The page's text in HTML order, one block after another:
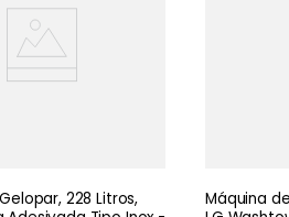
228 Litros,
Máquina